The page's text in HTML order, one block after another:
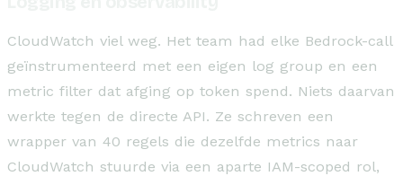
CloudWatch viel weg. Het team had elke Bedrock-call
geïnstrumenteerd met een eigen log group en een
metric filter dat afging op token spend. Niets daarvan
werkte tegen de directe API. Ze schreven een
wrapper van 40 regels die dezelfde metrics naar
CloudWatch stuurde via een aparte IAM-scoped rol,